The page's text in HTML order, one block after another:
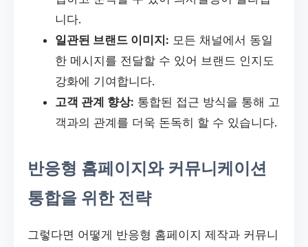
니다.
일관된 브랜드 이미지: 모든 채널에서 동일
한 메시지를 전달할 수 있어 브랜드 인지도
강화에 기여합니다.
고객 관계 향상: 통합된 접근 방식을 통해 고
객과의 관계를 더욱 돈독히 할 수 있습니다.
반응형 홈페이지와 커뮤니케이션
통합을 위한 전략
그렇다면 어떻게 반응형 홈페이지 제작과 커뮤니